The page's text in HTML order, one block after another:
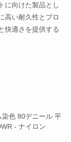
に向けた製品とし
高い耐久性とプロ
快適さを提供する
色 80デニール 平
- ナイロン